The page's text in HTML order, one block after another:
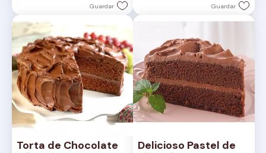
reseña
Guardar Guardar
Torta de Chocolate
Delicioso Pastel de